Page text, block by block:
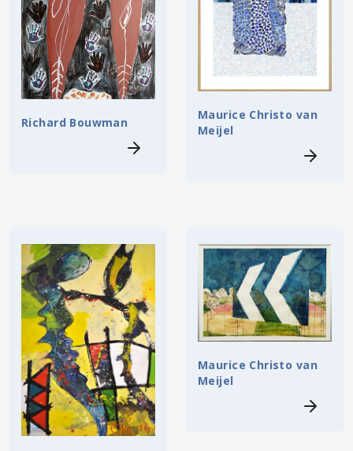
Richard Bouwman
Maurice Christo van
Meijel
Maurice Christo van
Meijel